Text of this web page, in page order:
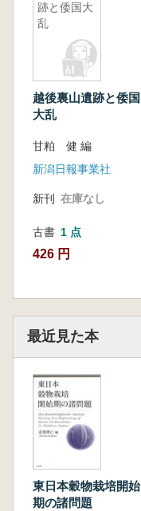
跡と倭国大
乱
越後裏山遺跡と倭国
大乱
甘粕 健 編
新潟日報事業社
新刊 在庫なし
古書 1 点
426 円
最近見た本
東日本穀物栽培開始
期の諸問題